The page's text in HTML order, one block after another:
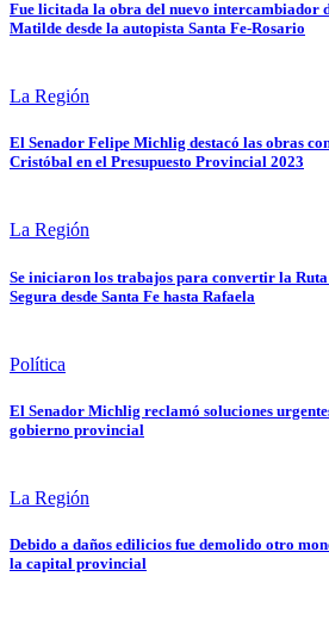
Fue licitada la obra del nuevo intercambiador
Matilde desde la autopista Santa Fe-Rosario
La Región
El Senador Felipe Michlig destacó las obras
Cristóbal en el Presupuesto Provincial 2023
La Región
Se iniciaron los trabajos para convertir la
Segura desde Santa Fe hasta Rafaela
Política
El Senador Michlig reclamó soluciones
gobierno provincial
La Región
Debido a daños edilicios fue demolido otro
la capital provincial